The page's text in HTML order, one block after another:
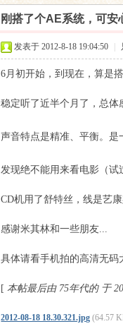
›
刚搭了个AE系统，可安
发表于 2012-8-18 19:04:50
6月初开始，到现在，算是搭
稳定听了近半个月了，总体
声音特点是精准、平衡。
发现绝不能用来看电影（试
CD机用了舒特丝，线是艺康
感谢米其林和一些朋友...
具体请看手机拍的高清无码
[ 本帖最后由 75年代的 于
2012-08-18 18.30.321.jpg (64.57